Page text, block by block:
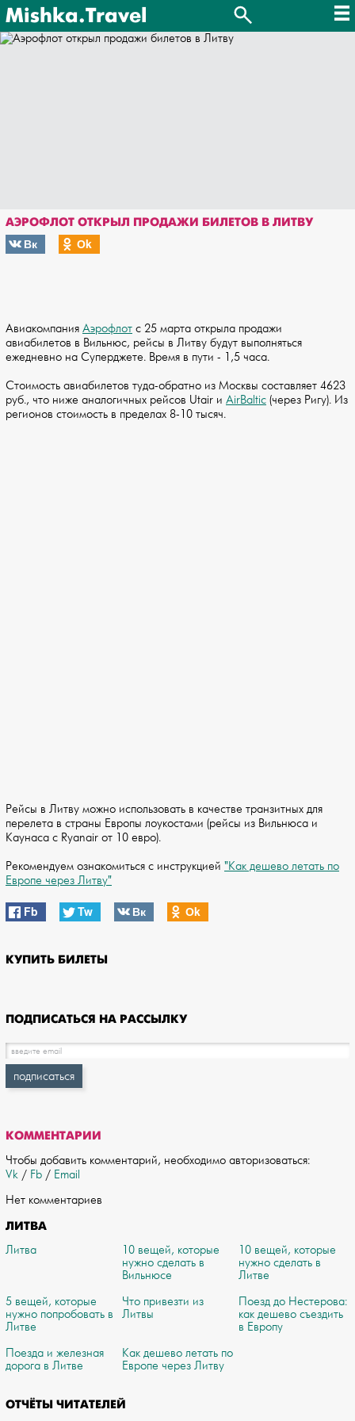
Mishka.Travel
АЭРОФЛОТ ОТКРЫЛ ПРОДАЖИ БИЛЕТОВ В ЛИТВУ
Вк
Оk
Авиакомпания Аэрофлот с 25 марта открыла продажи
авиабилетов в Вильнюс, рейсы в Литву будут выполняться
ежедневно на Суперджете. Время в пути - 1,5 часа.
Стоимость авиабилетов туда-обратно из Москвы составляет 4623
руб., что ниже аналогичных рейсов Utair и AirBaltic (через Ригу). Из
регионов стоимость в пределах 8-10 тысяч.
Рейсы в Литву можно использовать в качестве транзитных для
перелета в страны Европы лоукостами (рейсы из Вильнюса и
Каунаса с Ryanair от 10 евро).
Рекомендуем ознакомиться с инструкцией "Как дешево летать по
Европе через Литву"
Fb Tw Вк Оk
КУПИТЬ БИЛЕТЫ
ПОДПИСАТЬСЯ НА РАССЫЛКУ
КОММЕНТАРИИ
Чтобы добавить комментарий, необходимо авторизоваться:
Vk / Fb / Email
Нет комментариев
ЛИТВА
Литва
10 вещей, которые
нужно сделать в
Вильнюсе
10 вещей, которые
нужно сделать в
Литве
5 вещей, которые
нужно попробовать в
Литве
Что привезти из
Литвы
Поезд до Нестерова:
как дешево съездить
в Европу
Поезда и железная
дорога в Литве
Как дешево летать по
Европе через Литву
ОТЧЁТЫ ЧИТАТЕЛЕЙ